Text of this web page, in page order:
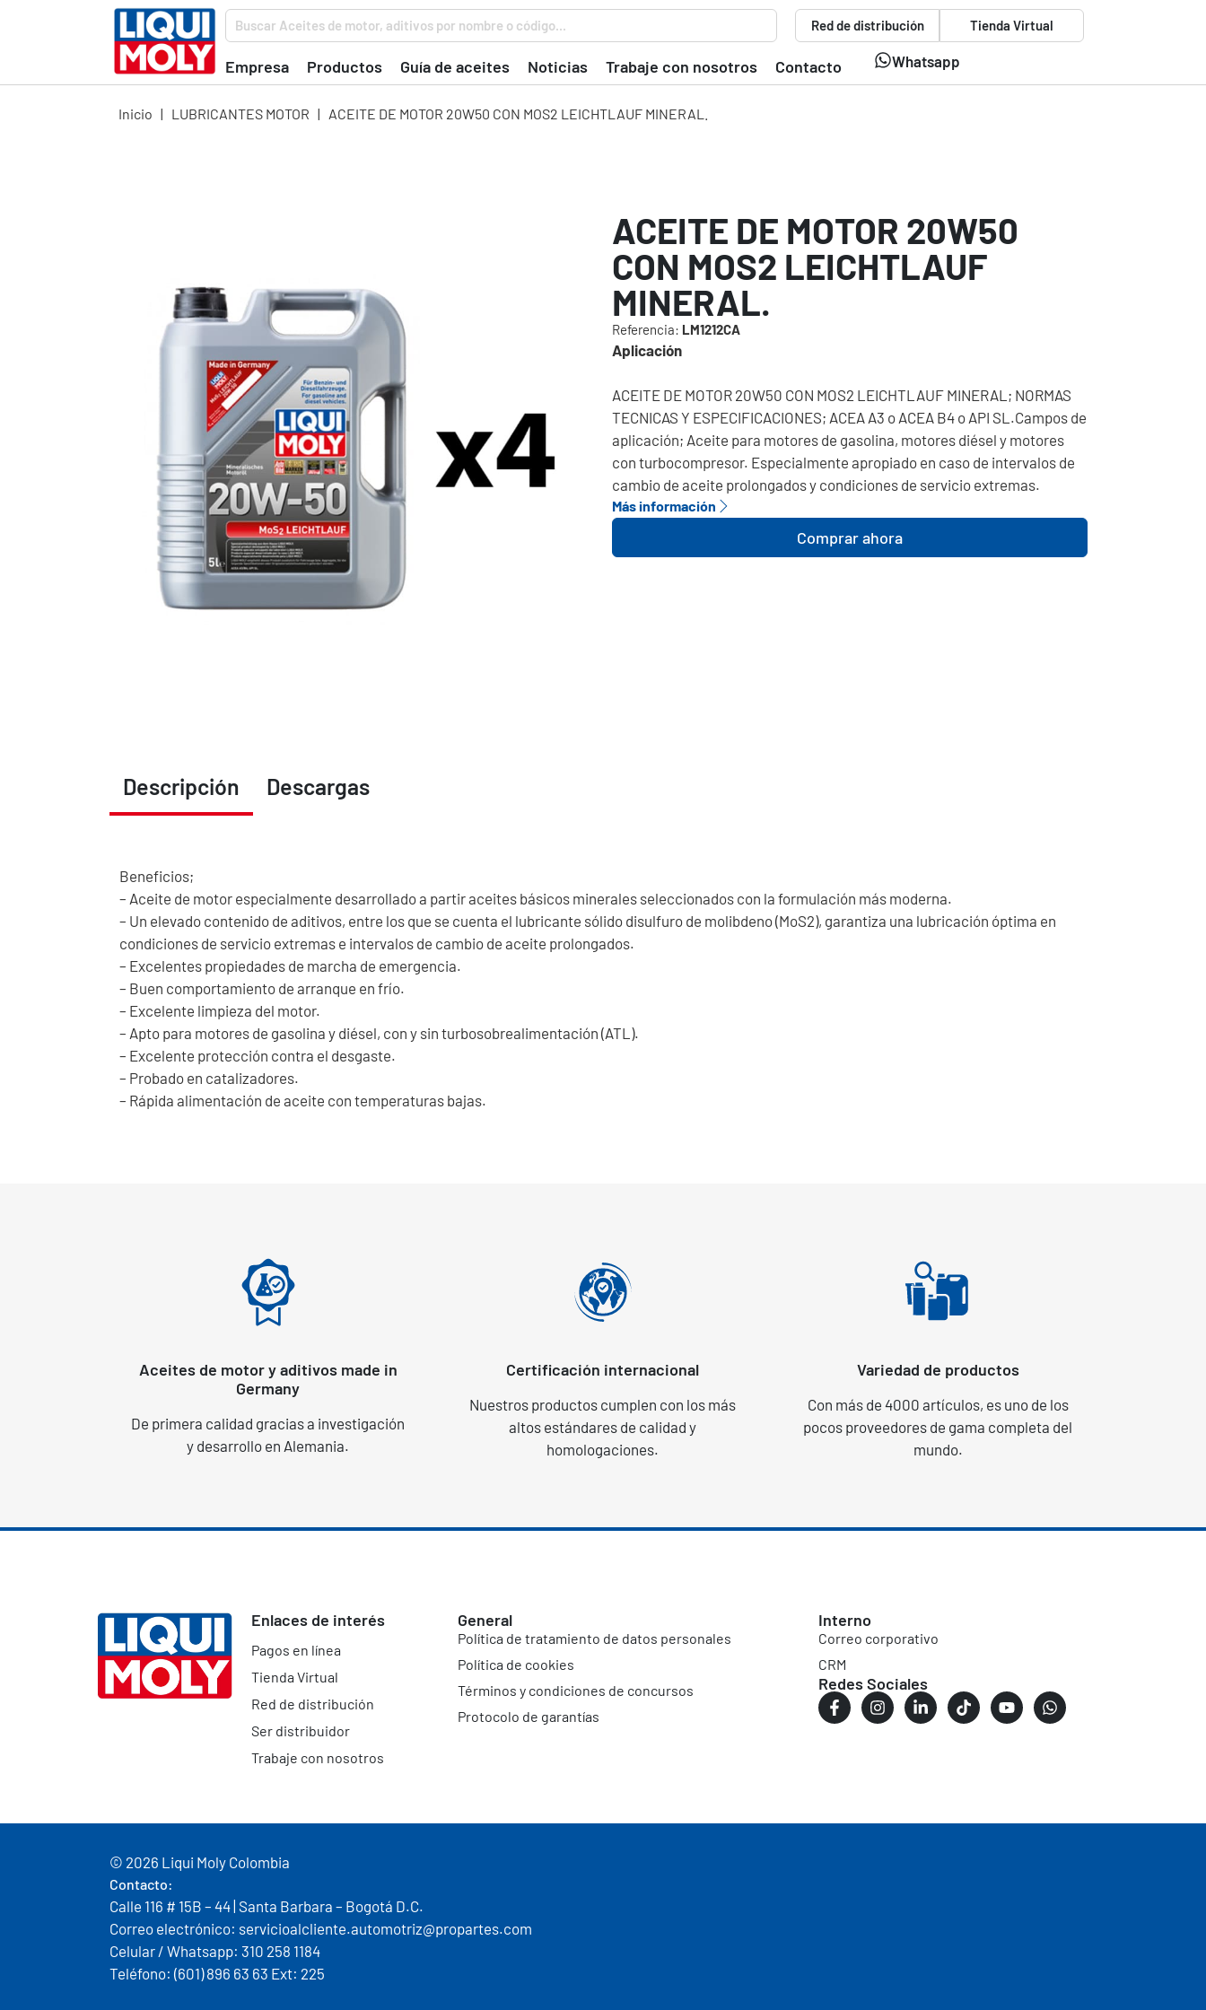
Buscar Aceites de motor, aditivos por nombre o código... Red de distribución Tienda Virtual
Empresa Productos Guía de aceites Noticias Trabaje con nosotros Contacto Whatsapp
Inicio | LUBRICANTES MOTOR | ACEITE DE MOTOR 20W50 CON MOS2 LEICHTLAUF MINERAL.
ACEITE DE MOTOR 20W50
CON MOS2 LEICHTLAUF
MINERAL.
Referencia: LM1212CA
Aplicación
ACEITE DE MOTOR 20W50 CON MOS2 LEICHTLAUF MINERAL; NORMAS
TECNICAS Y ESPECIFICACIONES; ACEA A3 o ACEA B4 o API SL.Campos de
aplicación; Aceite para motores de gasolina, motores diésel y motores
con turbocompresor. Especialmente apropiado en caso de intervalos de
cambio de aceite prolongados y condiciones de servicio extremas.
Más información
Comprar ahora
Descripción Descargas
Beneficios;
– Aceite de motor especialmente desarrollado a partir aceites básicos minerales seleccionados con la formulación más moderna.
– Un elevado contenido de aditivos, entre los que se cuenta el lubricante sólido disulfuro de molibdeno (MoS2), garantiza una lubricación óptima en
condiciones de servicio extremas e intervalos de cambio de aceite prolongados.
– Excelentes propiedades de marcha de emergencia.
– Buen comportamiento de arranque en frío.
– Excelente limpieza del motor.
– Apto para motores de gasolina y diésel, con y sin turbosobrealimentación (ATL).
– Excelente protección contra el desgaste.
– Probado en catalizadores.
– Rápida alimentación de aceite con temperaturas bajas.
Aceites de motor y aditivos made in
Germany
De primera calidad gracias a investigación
y desarrollo en Alemania.
Certificación internacional
Nuestros productos cumplen con los más
altos estándares de calidad y
homologaciones.
Variedad de productos
Con más de 4000 artículos, es uno de los
pocos proveedores de gama completa del
mundo.
Enlaces de interés
Pagos en línea
Tienda Virtual
Red de distribución
Ser distribuidor
Trabaje con nosotros
General
Política de tratamiento de datos personales
Política de cookies
Términos y condiciones de concursos
Protocolo de garantías
Interno
Correo corporativo
CRM
Redes Sociales
© 2026 Liqui Moly Colombia
Contacto:
Calle 116 # 15B – 44 | Santa Barbara – Bogotá D.C.
Correo electrónico: servicioalcliente.automotriz@propartes.com
Celular / Whatsapp: 310 258 1184
Teléfono: (601) 896 63 63 Ext: 225